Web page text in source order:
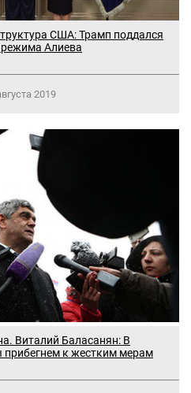
США: Трамп поддался
Алиева
2019
Виталий Баласанян: В
прибегнем к жестким мерам